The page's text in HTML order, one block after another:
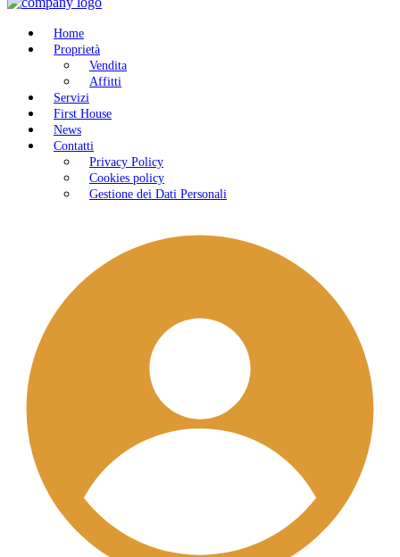
Home
Proprietà
Vendita
Affitti
Servizi
First House
News
Contatti
Privacy Policy
Cookies policy
Gestione dei Dati Personali